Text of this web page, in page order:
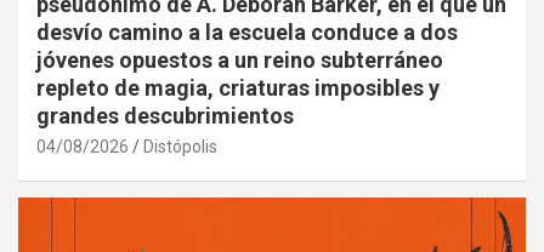
desvío camino a la escuela conduce a dos
jóvenes opuestos a un reino subterráneo
repleto de magia, criaturas imposibles y
grandes descubrimientos
04/08/2026 Distópolis